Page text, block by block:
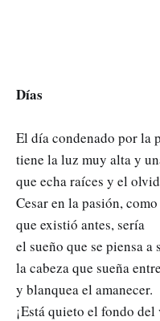
Días
El día condenado por la
tiene la luz muy alta y
que echa raíces y el
Cesar en la pasión,
que existió antes, sería
el sueño que se piensa a
la cabeza que sueña
y blanquea el amanecer.
¡Está quieto el fondo del